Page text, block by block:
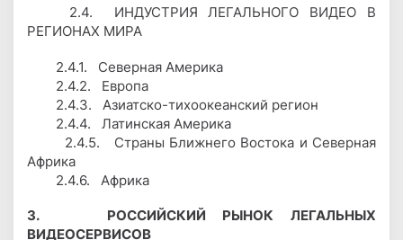
2.4. ИНДУСТРИЯ ЛЕГАЛЬНОГО ВИДЕО В
РЕГИОНАХ МИРА
2.4.1. Северная Америка
2.4.2. Европа
2.4.3. Азиатско-тихоокеанский регион
2.4.4. Латинская Америка
2.4.5. Страны Ближнего Востока и Северная
Африка
2.4.6. Африка
3. РОССИЙСКИЙ РЫНОК ЛЕГАЛЬНЫХ
ВИДЕОСЕРВИСОВ